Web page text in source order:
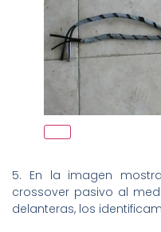
5. En la imagen
crossover pasivo al
delanteras, los